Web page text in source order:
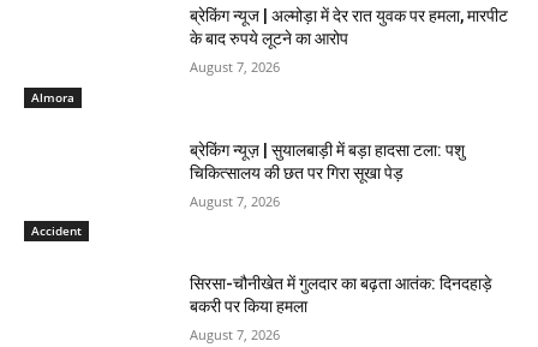
Almora
ब्रेकिंग न्यूज | अल्मोड़ा में देर रात युवक पर हमला, मारपीट
के बाद रुपये लूटने का आरोप
August 7, 2026
Accident
ब्रेकिंग न्यूज़ | सुयालबाड़ी में बड़ा हादसा टला: पशु
चिकित्सालय की छत पर गिरा सूखा पेड़
August 7, 2026
सिरसा-चौनीखेत में गुलदार का बढ़ता आतंक: दिनदहाड़े
बकरी पर किया हमला
August 7, 2026